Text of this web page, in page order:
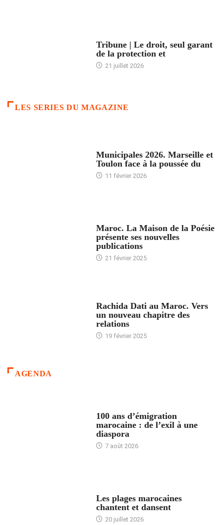
Tribune | Le droit, seul garant
de la protection et
21 juillet 2026
LES SERIES DU MAGAZINE
Municipales 2026. Marseille et
Toulon face à la poussée du
11 février 2026
Maroc. La Maison de la Poésie
présente ses nouvelles
publications
21 février 2025
Rachida Dati au Maroc. Vers
un nouveau chapitre des
relations
19 février 2025
AGENDA
100 ans d’émigration
marocaine : de l’exil à une
diaspora
7 août 2026
Les plages marocaines
chantent et dansent
20 juillet 2026